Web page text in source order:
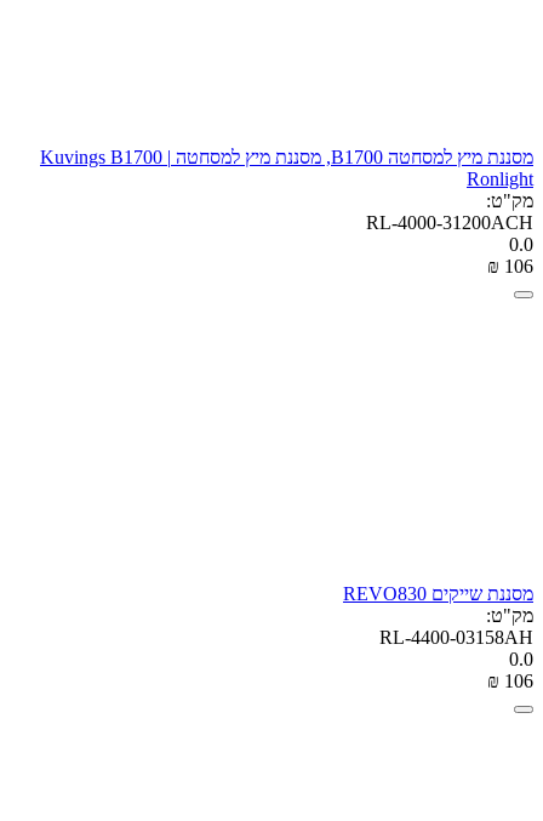
מסננת מיץ למסחטה B1700, מסננת מיץ למסחטה Kuvings B1700 |
Ronlight
מק"ט:
RL-4000-31200ACH
0.0
₪ ‍106‍
מסננת שייקים REVO830
מק"ט:
RL-4400-03158AH
0.0
₪ ‍106‍